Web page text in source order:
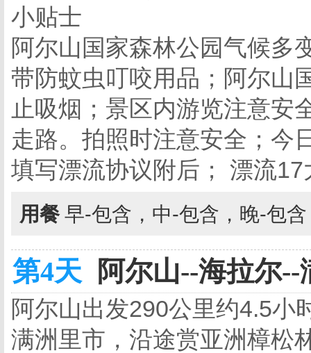
小贴士
阿尔山国家森林公园气候多
带防蚊虫叮咬用品；阿尔山
止吸烟；景区内游览注意安
走路。拍照时注意安全；今
填写漂流协议附后； 漂流
用餐 早-包含，中-包含，晚-包
第4天 阿尔山--海拉尔
阿尔山出发290公里约4.5小
满洲里市，沿途赏亚洲樟松